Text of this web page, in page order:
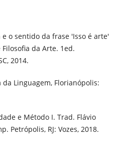
e o sentido da frase 'Isso é arte'
Filosofia da Arte​. 1ed.
2014.
da Linguagem, Florianópolis:
e Método I. Trad. Flávio
Petrópolis, RJ: Vozes, 2018.